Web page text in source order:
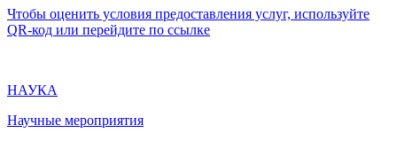
Чтобы оценить условия предоставления услуг, используйте
QR-код или перейдите по ссылке
НАУКА
Научные мероприятия